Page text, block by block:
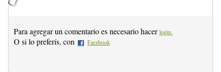
Para agregar un comentario es necesario hacer login.
O si lo preferís, con Facebook